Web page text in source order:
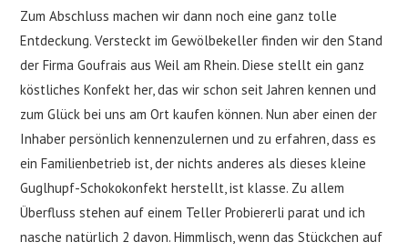
Zum Abschluss machen wir dann noch eine ganz tolle
Entdeckung. Versteckt im Gewölbekeller finden wir den Stand
der Firma Goufrais aus Weil am Rhein. Diese stellt ein ganz
köstliches Konfekt her, das wir schon seit Jahren kennen und
zum Glück bei uns am Ort kaufen können. Nun aber einen der
Inhaber persönlich kennenzulernen und zu erfahren, dass es
ein Familienbetrieb ist, der nichts anderes als dieses kleine
Guglhupf-Schokokonfekt herstellt, ist klasse. Zu allem
Überfluss stehen auf einem Teller Probiererli parat und ich
nasche natürlich 2 davon. Himmlisch, wenn das Stückchen auf